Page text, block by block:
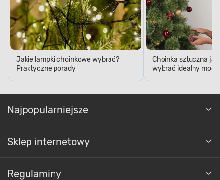
Jakie lampki choinkowe wybrać?
Praktyczne porady
Choinka sztuczna
wybrać idealny
Najpopularniejsze
Sklep internetowy
Regulaminy